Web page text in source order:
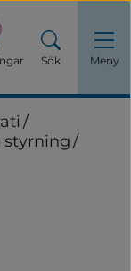
Sök Meny
/
styrning/